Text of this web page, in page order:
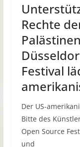
Rechte
Festival
Der US-
Bitte des
Open Source
und